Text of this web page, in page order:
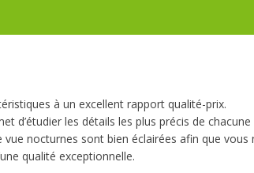
à un excellent rapport qualité-prix.
d’étudier les détails les plus précis de chacune
nocturnes sont bien éclairées afin que vous
qualité exceptionnelle.